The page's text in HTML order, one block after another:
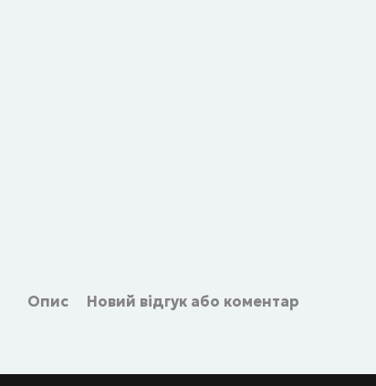
Опис Новий відгук або коментар